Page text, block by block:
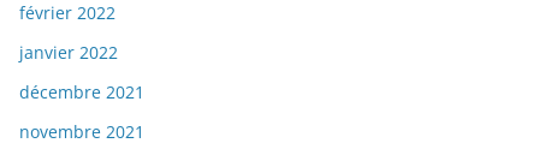
février 2022
janvier 2022
décembre 2021
novembre 2021